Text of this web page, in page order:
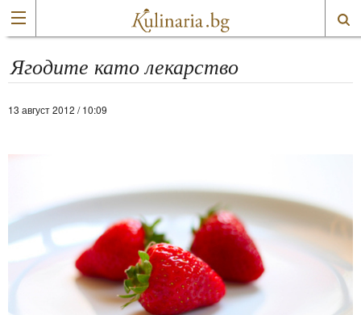
Ягодите като лекарство
13 август 2012 / 10:09